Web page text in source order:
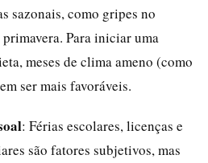
sazonais, como gripes no
Para iniciar uma
meses de clima ameno (como
ser mais favoráveis.
: Férias escolares, licenças e
são fatores subjetivos, mas